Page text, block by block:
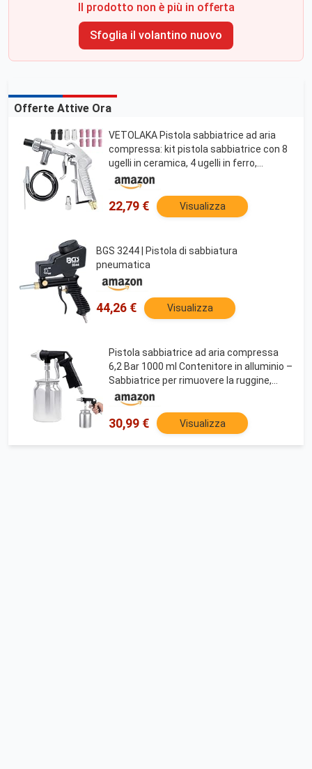
Il prodotto non è più in offerta
Sfoglia il volantino nuovo
Offerte Attive Ora
VETOLAKA Pistola sabbiatrice ad aria
compressa: kit pistola sabbiatrice con 8
ugelli in ceramica, 4 ugelli in ferro,
raccordo dell'aria, funzione di rimozione
della ruggine ad alta pressione
22,79 € Visualizza
BGS 3244 | Pistola di sabbiatura
pneumatica
44,26 € Visualizza
Pistola sabbiatrice ad aria compressa
6,2 Bar 1000 ml Contenitore in alluminio –
Sabbiatrice per rimuovere la ruggine,
pulizia delle cerchioni e pulizia delle
superfici metalliche
30,99 € Visualizza